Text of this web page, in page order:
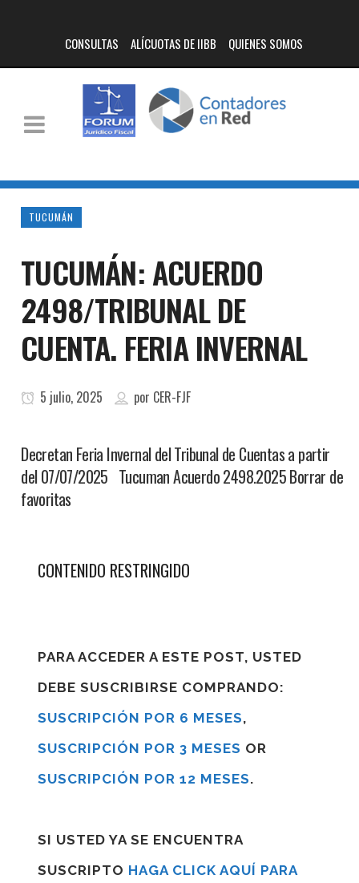
CONSULTAS ALÍCUOTAS DE IIBB QUIENES SOMOS
TUCUMÁN
TUCUMÁN: ACUERDO
2498/TRIBUNAL DE
CUENTA. FERIA INVERNAL
5 julio, 2025 por CER-FJF
Decretan Feria Invernal del Tribunal de Cuentas a partir
del 07/07/2025 Tucuman Acuerdo 2498.2025 Borrar de
favoritas
CONTENIDO RESTRINGIDO
PARA ACCEDER A ESTE POST, USTED
DEBE SUSCRIBIRSE COMPRANDO:
SUSCRIPCIÓN POR 6 MESES,
SUSCRIPCIÓN POR 3 MESES OR
SUSCRIPCIÓN POR 12 MESES.
SI USTED YA SE ENCUENTRA
SUSCRIPTO HAGA CLICK AQUÍ PARA